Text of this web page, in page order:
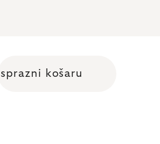
Isprazni košaru